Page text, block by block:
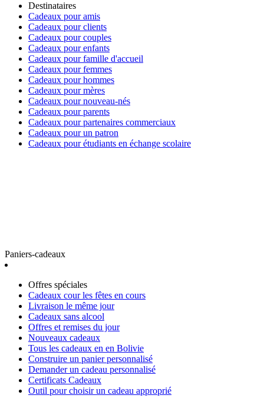
Destinataires
Cadeaux pour amis
Cadeaux pour clients
Cadeaux pour couples
Cadeaux pour enfants
Cadeaux pour famille d'accueil
Cadeaux pour femmes
Cadeaux pour hommes
Cadeaux pour mères
Cadeaux pour nouveau-nés
Cadeaux pour parents
Cadeaux pour partenaires commerciaux
Cadeaux pour un patron
Cadeaux pour étudiants en échange scolaire
Paniers-cadeaux
Offres spéciales
Cadeaux cour les fêtes en cours
Livraison le même jour
Cadeaux sans alcool
Offres et remises du jour
Nouveaux cadeaux
Tous les cadeaux en en Bolivie
Construire un panier personnalisé
Demander un cadeau personnalisé
Certificats Cadeaux
Outil pour choisir un cadeau approprié